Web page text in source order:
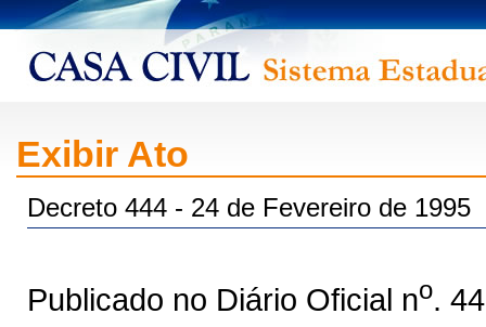
Exibir Ato
Decreto 444 - 24 de Fevereiro de 1995
Publicado no Diário Oficial no.